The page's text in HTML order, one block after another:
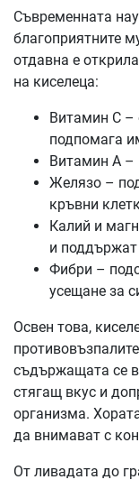
Съвременната
благоприятните
отдавна е
на киселеца:
Витамин С –
подпомага
Витамин А –
Желязо –
кръвни
Калий и
и поддържат
Фибри –
усещане за
Освен това,
съдържащата се
стягащ вкус и
организма.
да внимават с
От ливадата до